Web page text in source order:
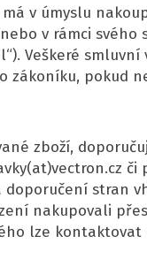
v úmyslu
v rámci svého
Veškeré smluvní
zákoníku, pokud
zboží,
doporučení stran
nakupovali
lze